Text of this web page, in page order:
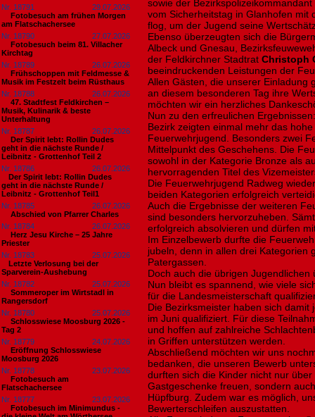
Nr. 18791
29.07.2026
Fotobesuch am frühen Morgen
am Flatschachersee
Nr. 18790
27.07.2026
Fotobesuch beim 81. Villacher
Kirchtag
Nr. 18789
26.07.2026
Frühschoppen mit Feldmesse &
Musik im Festzelt beim Rüsthaus
Nr. 18788
26.07.2026
47. Stadtfest Feldkirchen –
Musik, Kulinarik & beste
Unterhaltung
Nr. 18787
26.07.2026
Der Spirit lebt: Rollin Dudes
geht in die nächste Runde /
Leibnitz - Grottenhof Teil 2
Nr. 18786
26.07.2026
​Der Spirit lebt: Rollin Dudes
geht in die nächste Runde /
Leibnitz - Grottenhof Teil1
Nr. 18785
26.07.2026
Abschied von Pfarrer Charles
Nr. 18784
26.07.2026
Herz Jesu Kirche – 25 Jahre
Priester
Nr. 18783
25.07.2026
​Letzte Verlosung bei der
Sparverein-Aushebung
Nr. 18782
25.07.2026
Sommeroper im Wirtstadl in
Rangersdorf
Nr. 18780
25.07.2026
Schlosswiese Moosburg 2026 -
Tag 2
Nr. 18779
24.07.2026
Eröffnung Schlosswiese
Moosburg 2026
Nr. 18778
23.07.2026
Fotobesuch am
Flatschachersee
Nr. 18777
23.07.2026
Fotobesuch im Minimundus -
sowie der Bezirkspolizeikommandant
vom Sicherheitstag in Glanhofen mit
flog, um der Jugend seine
Ebenso überzeugten sich die
Albeck und Gnesau,
der Feldkirchner Stadtrat Christoph
beeindruckenden Leistungen der
Allen Gästen, die unserer Einladung
an diesem besonderen Tag ihre
möchten wir ein herzliches
Nun zu den erfreulichen
Bezirk zeigten einmal mehr das
Feuerwehrjugend. Besonders zwei
Mittelpunkt des Geschehens. Die
sowohl in der Kategorie Bronze als
hervorragenden Titel des
Die Feuerwehrjugend Radweg
beiden Kategorien erfolgreich
Auch die Ergebnisse der weiteren
sind besonders hervorzuheben.
erfolgreich absolvieren und dürfen
Im Einzelbewerb durfte die
jubeln, denn in allen drei Kategorien
Patergassen.
Doch auch die übrigen
Nun bleibt es spannend, wie viele
für die Landesmeisterschaft
Die Bezirksmeister haben sich
im Juni qualifiziert. Für diese
und hoffen auf zahlreiche
in Griffen unterstützen werden.
Abschließend möchten wir uns
bedanken, die unseren Bewerb
durften sich die Kinder nicht nur
Gastgeschenke freuen, sondern
Hüpfburg. Zudem war es möglich,
Bewerterschleifen auszustatten.